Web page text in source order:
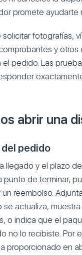
promete ayudarte
solicitar fotografías,
y otros
pedido. Las
abrir una
pedido
llegado y el plazo
de terminar,
reembolso.
se actualiza,
o indica que el
no lo recibiste. Por
proporcionado en